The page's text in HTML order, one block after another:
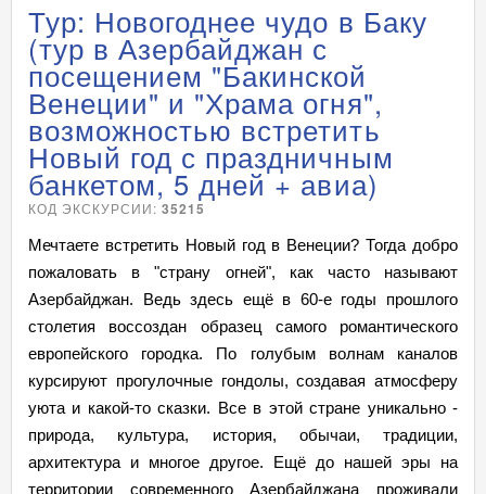
Тур: Новогоднее чудо в Баку
(тур в Азербайджан с
посещением "Бакинской
Венеции" и "Храма огня",
возможностью встретить
Новый год с праздничным
банкетом, 5 дней + авиа)
КОД ЭКСКУРСИИ:35215
Мечтаете встретить Новый год в Венеции? Тогда добро
пожаловать в "страну огней", как часто называют
Азербайджан. Ведь здесь ещё в 60-е годы прошлого
столетия воссоздан образец самого романтического
европейского городка. По голубым волнам каналов
курсируют прогулочные гондолы, создавая атмосферу
уюта и какой-то сказки. Все в этой стране уникально -
природа, культура, история, обычаи, традиции,
архитектура и многое другое. Ещё до нашей эры на
территории современного Азербайджана проживали